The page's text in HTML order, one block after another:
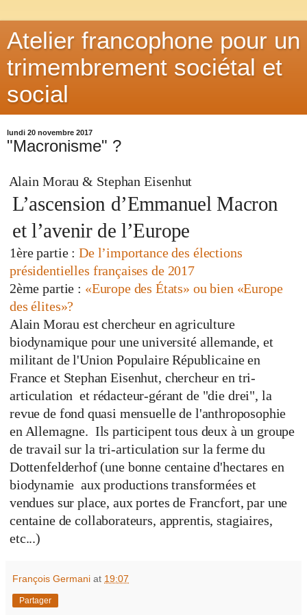
Atelier francophone pour un
trimembrement sociétal et
social
lundi 20 novembre 2017
"Macronisme" ?
Alain Morau & Stephan Eisenhut
L’ascension d’Emmanuel Macron
et l’avenir de l’Europe
1ère partie :De l’importance des élections
présidentielles françaises de 2017
2ème partie : «Europe des États» ou bien «Europe
des élites»?
Alain Morau est chercheur en agriculture
biodynamique pour une université allemande, et
militant de l'Union Populaire Républicaine en
France et Stephan Eisenhut, chercheur en tri-
articulation et rédacteur-gérant de "die drei", la
revue de fond quasi mensuelle de l'anthroposophie
en Allemagne. Ils participent tous deux à un groupe
de travail sur la tri-articulation sur la ferme du
Dottenfelderhof (une bonne centaine d'hectares en
biodynamie aux productions transformées et
vendues sur place, aux portes de Francfort, par une
centaine de collaborateurs, apprentis, stagiaires,
etc...)
François Germani at 19:07
Partager